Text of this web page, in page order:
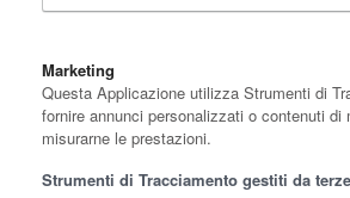
Marketing
Questa Applicazione utilizza Strumenti di
fornire annunci personalizzati o contenuti di
misurarne le prestazioni.
Strumenti di Tracciamento gestiti da